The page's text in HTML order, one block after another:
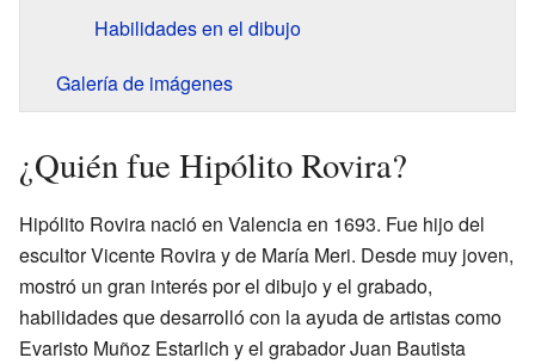
Habilidades en el dibujo
Galería de imágenes
¿Quién fue Hipólito Rovira?
Hipólito Rovira nació en Valencia en 1693. Fue hijo del
escultor Vicente Rovira y de María Meri. Desde muy joven,
mostró un gran interés por el dibujo y el grabado,
habilidades que desarrolló con la ayuda de artistas como
Evaristo Muñoz Estarlich y el grabador Juan Bautista